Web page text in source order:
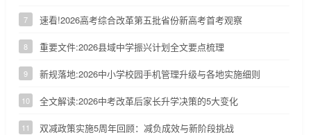
7 速看!2026高考综合改革第五批省份新高考首考观察
8 重要文件:2026县域中学振兴计划全文要点梳理
9 新规落地:2026中小学校园手机管理升级与各地实施细则
10 全文解读:2026中考改革后家长升学决策的5大变化
11 双减政策实施5周年回顾：减负成效与新阶段挑战